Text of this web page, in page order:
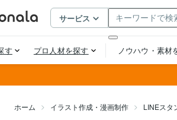
ホーム イラスト作成・漫画制作 LINEスタ